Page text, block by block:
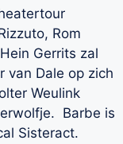
Rom
Gerrits zal
van Dale op zich
Weulink
Barbe is
Sisteract.